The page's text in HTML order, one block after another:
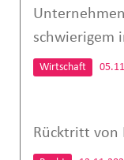
schwierigem
Wirtschaft
Rücktritt von